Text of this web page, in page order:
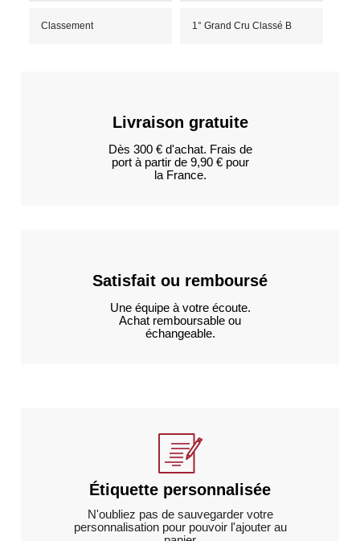
Classement 1° Grand Cru Classé B
Livraison gratuite
Dès 300 € d'achat. Frais de
port à partir de 9,90 € pour
la France.
Satisfait ou remboursé
Une équipe à votre écoute.
Achat remboursable ou
échangeable.
Étiquette personnalisée
N'oubliez pas de sauvegarder votre
personnalisation pour pouvoir l'ajouter au